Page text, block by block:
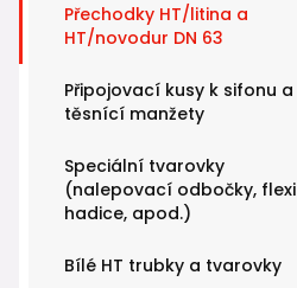
Přechodky HT/litina a
HT/novodur DN 63
Připojovací kusy k sifonu a
těsnící manžety
Speciální tvarovky
(nalepovací odbočky, flexi
hadice, apod.)
Bílé HT trubky a tvarovky